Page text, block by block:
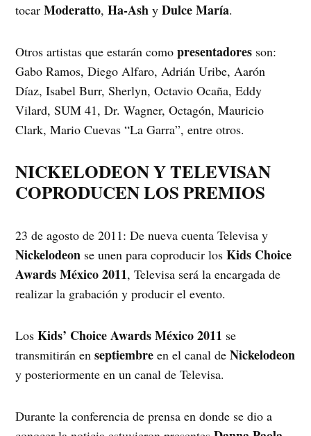
tocarModeratto,Ha-Ash yDulce María.
Otros artistas que estarán comopresentadores son:
Gabo Ramos, Diego Alfaro, Adrián Uribe, Aarón
Díaz, Isabel Burr, Sherlyn, Octavio Ocaña, Eddy
Vilard, SUM 41, Dr. Wagner, Octagón, Mauricio
Clark, Mario Cuevas “La Garra”, entre otros.
NICKELODEON Y TELEVISAN
COPRODUCEN LOS PREMIOS
23 de agosto de 2011: De nueva cuenta Televisa y
Nickelodeon se unen para coproducir losKids Choice
Awards México 2011, Televisa será la encargada de
realizar la grabación y producir el evento.
LosKids’ Choice Awards México 2011 se
transmitirán enseptiembre en el canal deNickelodeon
y posteriormente en un canal de Televisa.
Durante la conferencia de prensa en donde se dio a